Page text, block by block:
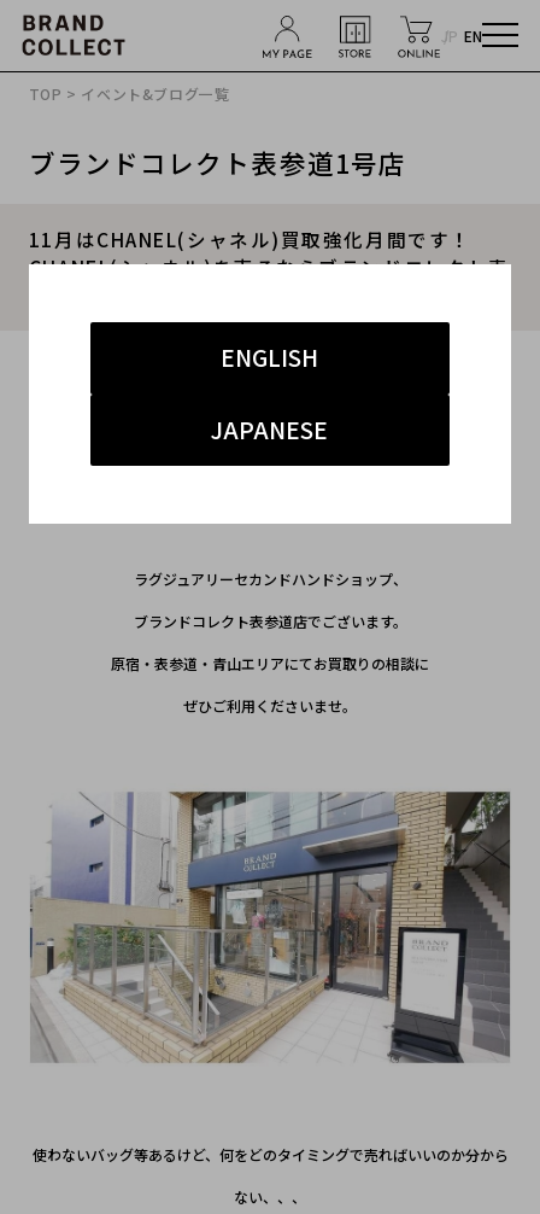
JP EN
ENGLISH
JAPANESE
TOP > イベント&ブログ一覧
ブランドコレクト表参道1号店
11月はCHANEL(シャネル)買取強化月間です！
CHANEL(シャネル)を売るならブランドコレクト表
#シャネル 買取 表参道
#ヴィンテージ
ラグジュアリーセカンドハンドショップ、
ブランドコレクト表参道店でございます。
原宿・表参道・青山エリアにてお買取りの相談に
ぜひご利用くださいませ。
使わないバッグ等あるけど、何をどのタイミングで売ればいいのか分から
ない、、、